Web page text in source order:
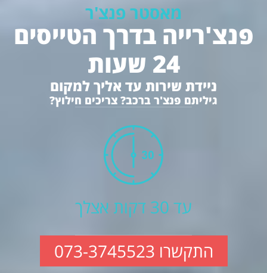
מאסטר פנצ'ר
פנצ'רייה בדרך הטייסים
24 שעות
ניידת שירות עד אליך למקום
גיליתם פנצ'ר ברכב? צריכים חילוץ?
עד 30 דקות אצלך
התקשרו 073-3745523